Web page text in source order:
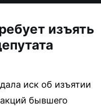
изъять
иск об изъятии
бывшего